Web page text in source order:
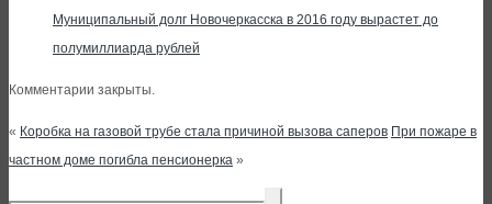
Муниципальный долг Новочеркасска в 2016 году вырастет до
полумиллиарда рублей
Комментарии закрыты.
« Коробка на газовой трубе стала причиной вызова саперов При пожаре в
частном доме погибла пенсионерка »